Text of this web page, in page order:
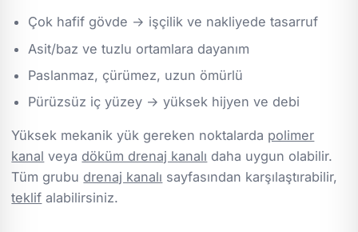
Çok hafif gövde → işçilik ve nakliyede tasarruf
Asit/baz ve tuzlu ortamlara dayanım
Paslanmaz, çürümez, uzun ömürlü
Pürüzsüz iç yüzey → yüksek hijyen ve debi
Yüksek mekanik yük gereken noktalarda polimer
kanal veya döküm drenaj kanalı daha uygun olabilir.
Tüm grubu drenaj kanalı sayfasından karşılaştırabilir,
teklif alabilirsiniz.